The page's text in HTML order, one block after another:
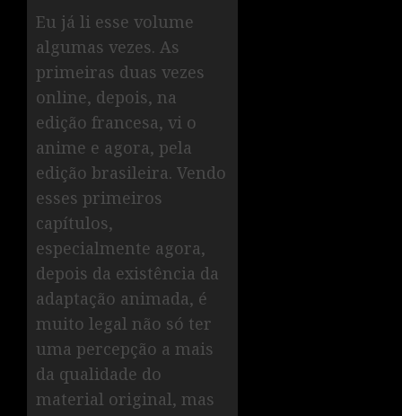
Eu já li esse volume
algumas vezes. As
primeiras duas vezes
online, depois, na
edição francesa, vi o
anime e agora, pela
edição brasileira. Vendo
esses primeiros
capítulos,
especialmente agora,
depois da existência da
adaptação animada, é
muito legal não só ter
uma percepção a mais
da qualidade do
material original, mas